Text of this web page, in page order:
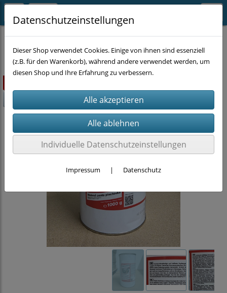
CHEMIE KFZ-Chemie
Datenschutzeinstellungen
Dieser Shop verwendet Cookies. Einige von ihnen sind essenziell
(z.B. für den Warenkorb), während andere verwendet werden, um
diesen Shop und Ihre Erfahrung zu verbessern.
Individuelle Datenschutzeinstellungen
Impressum | Datenschutz